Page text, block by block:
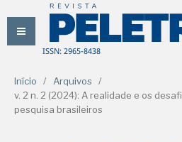
ISSN: 2965-8438
Início / Arquivos
/
v. 2 n. 2 (2024): A realidade e os
pesquisa brasileiros